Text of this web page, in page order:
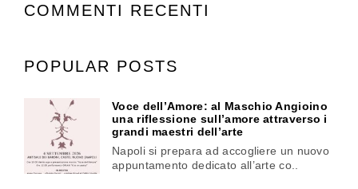
COMMENTI RECENTI
POPULAR POSTS
Voce dell’Amore: al Maschio Angioino
una riflessione sull’amore attraverso i
grandi maestri dell’arte
Napoli si prepara ad accogliere un nuovo
appuntamento dedicato all’arte co..